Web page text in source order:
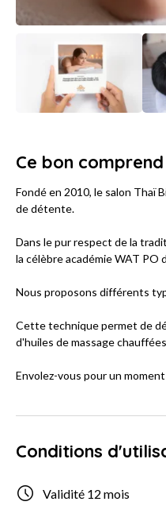
Ce bon comprend
Fondé en 2010, le salon Thaï
de détente.
Dans le pur respect de la
la célèbre académie WAT PO
Nous proposons différents
Cette technique permet de
d'huiles de massage
Envolez-vous pour un
Conditions
Validité 12 mois